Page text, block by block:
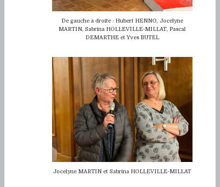
De gauche à droite : Hubert HENNO, Jocelyne
MARTIN, Sabrina HOLLEVILLE-MILLAT, Pascal
DEMARTHE et Yves BUTEL
Jocelyne MARTIN et Sabrina HOLLEVILLE-MILLAT